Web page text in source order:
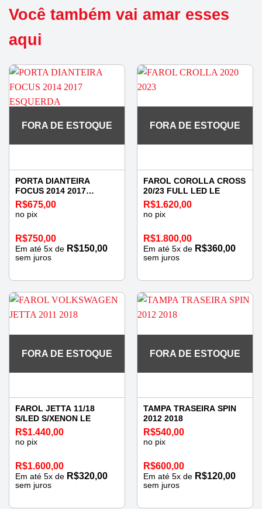
Você também vai amar esses
aqui
FORA DE ESTOQUE
PORTA DIANTEIRA
FOCUS 2014 2017
ESQUERDA
R$675,00
no pix
R$750,00
Em até 5x de R$150,00
sem juros
FORA DE ESTOQUE
FAROL COROLLA CROSS
20/23 FULL LED LE
R$1.620,00
no pix
R$1.800,00
Em até 5x de R$360,00
sem juros
FORA DE ESTOQUE
FAROL JETTA 11/18
S/LED S/XENON LE
R$1.440,00
no pix
R$1.600,00
Em até 5x de R$320,00
sem juros
FORA DE ESTOQUE
TAMPA TRASEIRA SPIN
2012 2018
R$540,00
no pix
R$600,00
Em até 5x de R$120,00
sem juros